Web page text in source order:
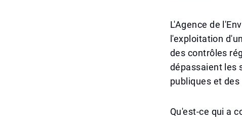
L'Agence de
l'exploitation
des contrôles
dépassaient les
publiques et
Qu'est-ce qui a